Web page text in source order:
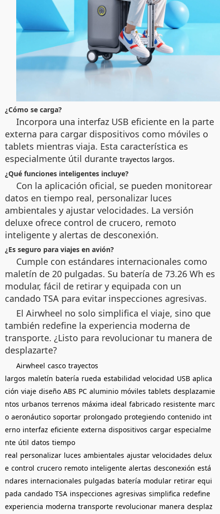
¿Cómo se carga?
Incorpora una interfaz USB eficiente en la parte
externa para cargar dispositivos como móviles o
tablets mientras viaja. Esta característica es
especialmente útil durante trayectos largos.
¿Qué funciones inteligentes incluye?
Con la aplicación oficial, se pueden monitorear
datos en tiempo real, personalizar luces
ambientales y ajustar velocidades. La versión
deluxe ofrece control de crucero, remoto
inteligente y alertas de desconexión.
¿Es seguro para viajes en avión?
Cumple con estándares internacionales como
maletín de 20 pulgadas. Su batería de 73.26 Wh es
modular, fácil de retirar y equipada con un
candado TSA para evitar inspecciones agresivas.
El Airwheel no solo simplifica el viaje, sino que
también redefine la experiencia moderna de
transporte. ¿Listo para revolucionar tu manera de
desplazarte?
Airwheel casco trayectos
largos maletín batería rueda estabilidad velocidad USB aplica
ción viaje diseño ABS PC aluminio móviles tablets desplazamie
ntos urbanos terrenos máxima ideal fabricado resistente marc
o aeronáutico soportar prolongado protegiendo contenido int
erno interfaz eficiente externa dispositivos cargar especialme
nte útil datos tiempo
real personalizar luces ambientales ajustar velocidades delux
e control crucero remoto inteligente alertas desconexión está
ndares internacionales pulgadas batería modular retirar equi
pada candado TSA inspecciones agresivas simplifica redefine
experiencia moderna transporte revolucionar manera desplaz